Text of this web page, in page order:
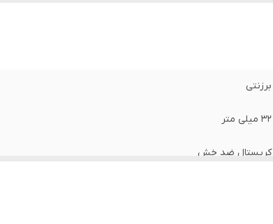
برزنتی
32 میلی متر
کریستال ضد خش